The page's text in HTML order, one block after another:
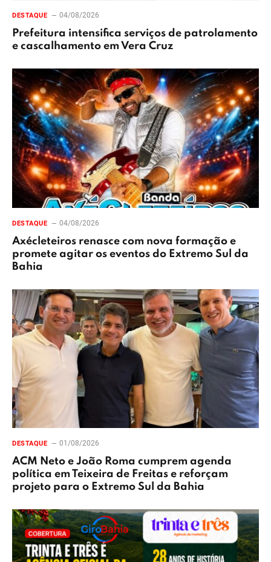
DESTAQUE 04/08/2026
Prefeitura intensifica serviços de patrolamento
e cascalhamento em Vera Cruz
DESTAQUE 04/08/2026
Axécleteiros renasce com nova formação e
promete agitar os eventos do Extremo Sul da
Bahia
DESTAQUE 01/08/2026
ACM Neto e João Roma cumprem agenda
política em Teixeira de Freitas e reforçam
projeto para o Extremo Sul da Bahia